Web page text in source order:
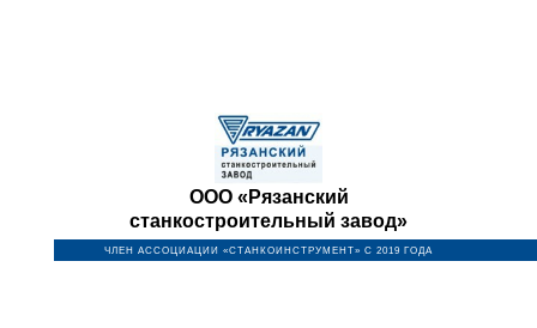
ООО «Рязанский
станкостроительный завод»
ЧЛЕН АССОЦИАЦИИ «СТАНКОИНСТРУМЕНТ» С 2019 ГОДА